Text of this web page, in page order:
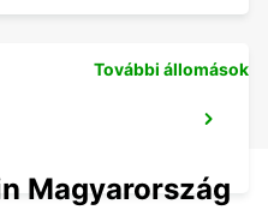
További állomások
Magyarország